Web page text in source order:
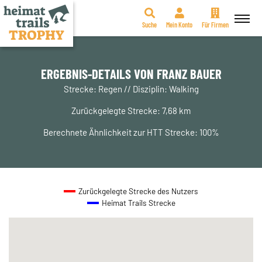
Zum
Suche Mein Konto Für Firmen
ERGEBNIS-DETAILS VON FRANZ BAUER
Strecke: Regen // Disziplin: Walking
Zurückgelegte Strecke: 7,68 km
Berechnete Ähnlichkeit zur HTT Strecke: 100%
Zurückgelegte Strecke des Nutzers
Heimat Trails Strecke